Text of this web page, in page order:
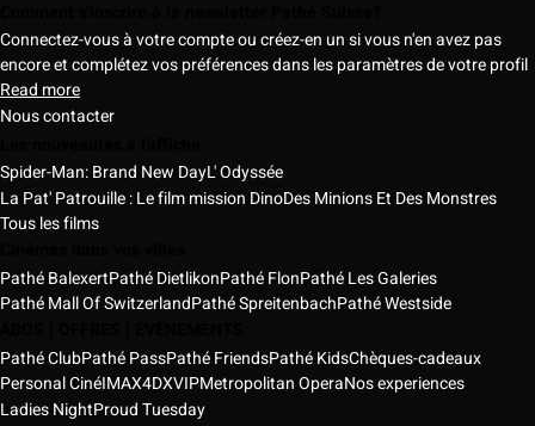
Connectez-vous à votre compte ou créez-en un si vous n'en avez pas
encore et complétez vos préférences dans les paramètres de votre profil
Read more
Nous contacter
Spider-Man: Brand New DayL' Odyssée
La Pat' Patrouille : Le film mission DinoDes Minions Et Des Monstres
Tous les films
Pathé BalexertPathé DietlikonPathé FlonPathé Les Galeries
Pathé Mall Of SwitzerlandPathé SpreitenbachPathé Westside
Pathé ClubPathé PassPathé FriendsPathé KidsChèques-cadeaux
Personal CinéIMAX4DXVIPMetropolitan OperaNos experiences
Ladies NightProud Tuesday